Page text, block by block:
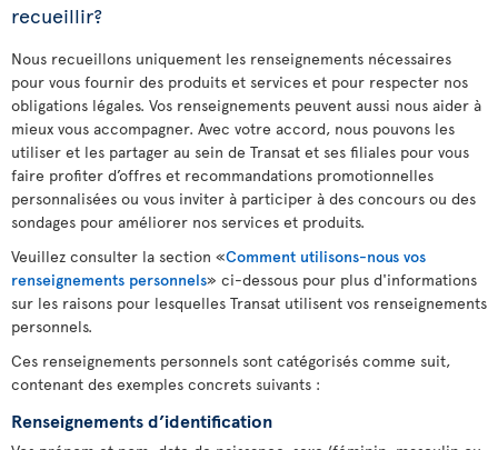
recueillir?
Nous recueillons uniquement les renseignements nécessaires
pour vous fournir des produits et services et pour respecter nos
obligations légales. Vos renseignements peuvent aussi nous aider à
mieux vous accompagner. Avec votre accord, nous pouvons les
utiliser et les partager au sein de Transat et ses filiales pour vous
faire profiter d’offres et recommandations promotionnelles
personnalisées ou vous inviter à participer à des concours ou des
sondages pour améliorer nos services et produits.
Veuillez consulter la section «Comment utilisons-nous vos
renseignements personnels» ci-dessous pour plus d'informations
sur les raisons pour lesquelles Transat utilisent vos renseignements
personnels.
Ces renseignements personnels sont catégorisés comme suit,
contenant des exemples concrets suivants :
Renseignements d’identification